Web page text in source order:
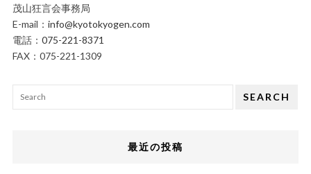
茂山狂言会事務局
E-mail： info@kyotokyogen.com
電話： 075-221-8371
FAX：075-221-1309
SEARCH
最近の投稿